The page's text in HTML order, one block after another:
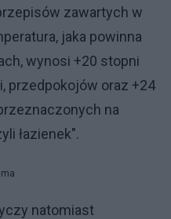
zawartych w
jaka powinna
wynosi +20 stopni
przedpokojów oraz +24
na
łazienek".
natomiast